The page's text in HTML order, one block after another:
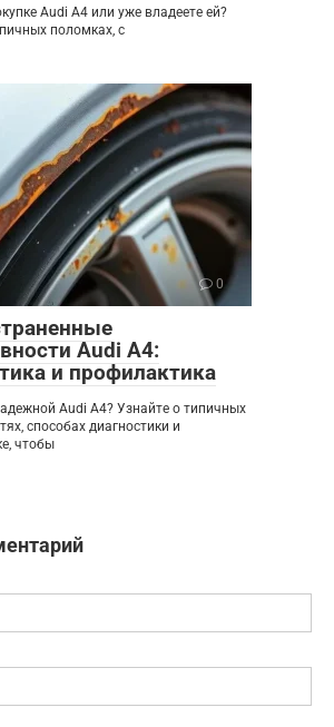
Audi A4 или уже владеете ей?
поломках, с
0
Audi A4:
и профилактика
Audi A4? Узнайте о типичных
способах диагностики и
чтобы